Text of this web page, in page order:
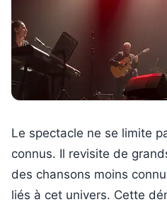
Le spectacle ne se limite
connus. Il revisite de
des chansons moins
liés à cet univers. Cette